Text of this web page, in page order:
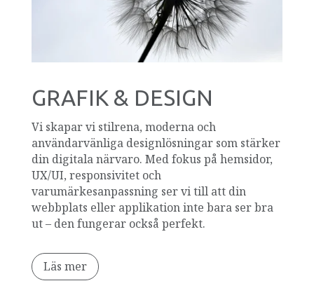
GRAFIK & DESIGN
Vi skapar vi stilrena, moderna och
användarvänliga designlösningar som stärker
din digitala närvaro. Med fokus på hemsidor,
UX/UI, responsivitet och
varumärkesanpassning ser vi till att din
webbplats eller applikation inte bara ser bra
ut – den fungerar också perfekt.
Läs mer